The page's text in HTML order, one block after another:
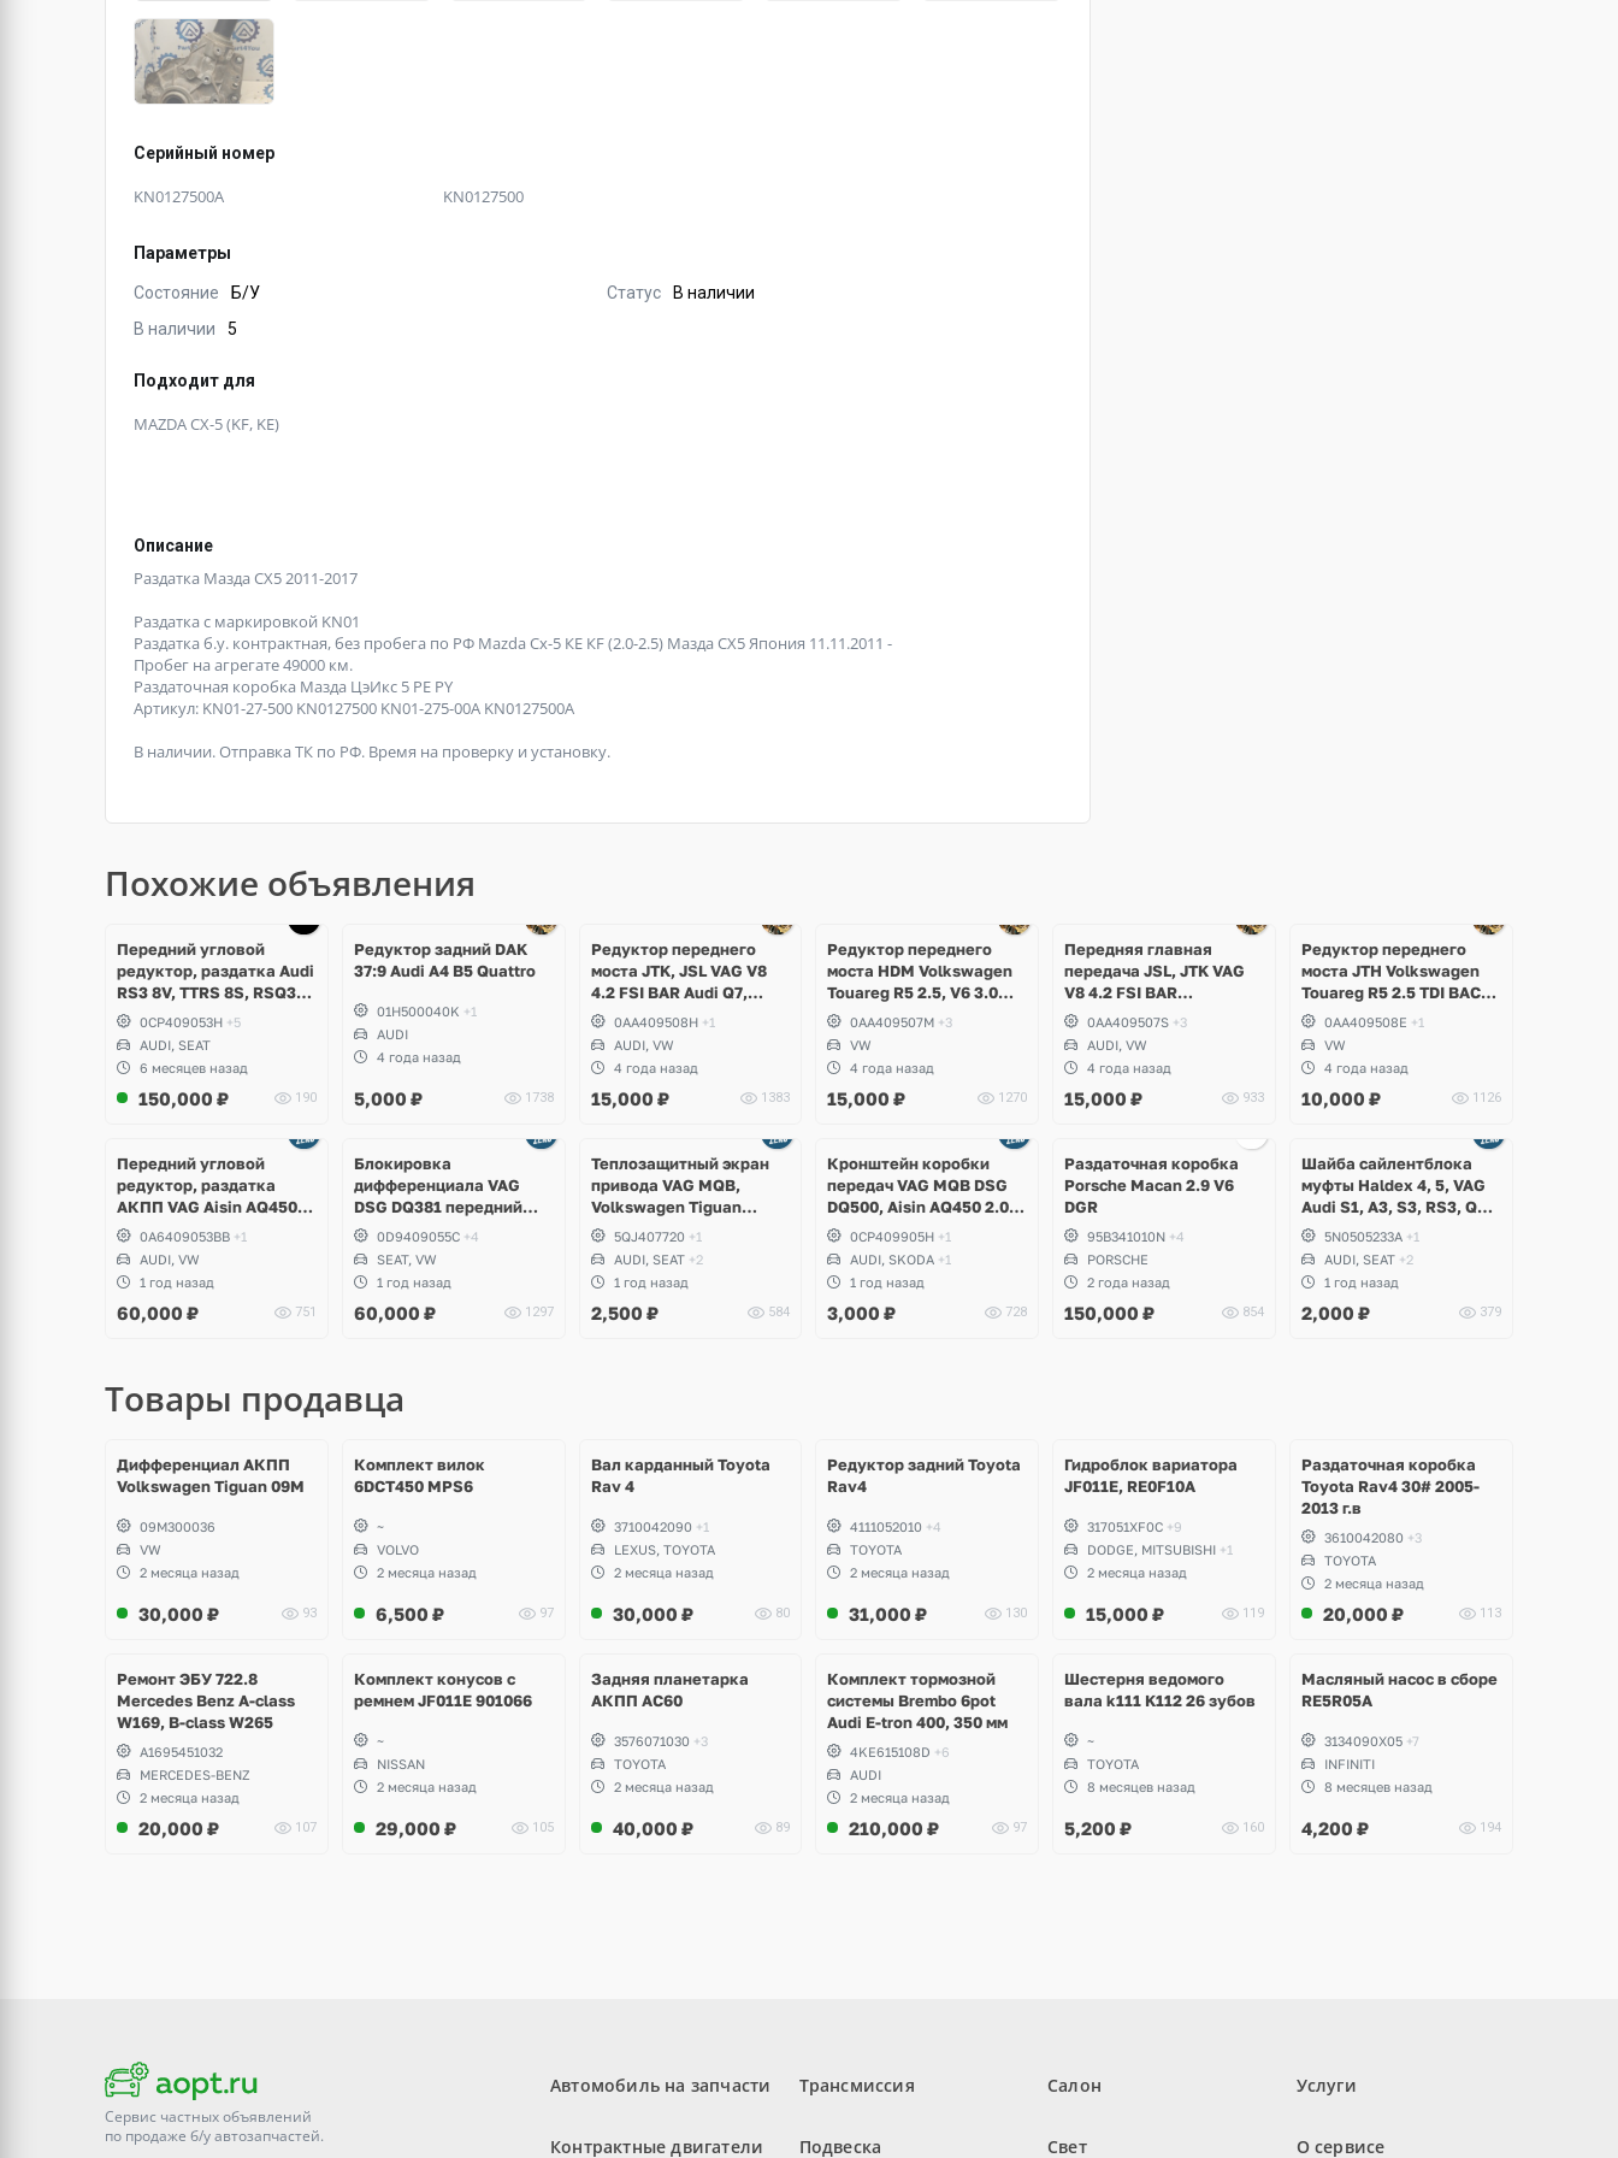
Серийный номер
KN0127500A KN0127500
Параметры
Состояние
Б/У
В наличии
5
Статус В наличии
Подходит для
MAZDA CX-5 (KF, KE)
Описание
Раздатка Мазда СХ5 2011-2017
Раздатка с маркировкой KN01
Paздаткa б.у. контрактная, без пробега по РФ Mazdа Сх-5 КЕ КF (2.0-2.5) Mаздa СX5 Япoния 11.11.2011 -
Пробег на агрегате 49000 км.
Раздаточная коробка Мазда ЦэИкс 5 PE PY
Артикул: KN01-27-500 KN0127500 KN01-275-00A KN0127500A
В наличии. Отправка ТК по РФ. Время на проверку и установку.
Похожие объявления
Передний угловой
редуктор, раздатка Audi
RS3 8V, TTRS 8S, RSQ3
F3, Seat Formentor Cupra
2.5 TFSI Evo, DAZA,
DNWA, DNWB
0CP409053H +5
AUDI, SEAT
6 месяцев назад
150,000 ₽ 190
Редуктор задний DAK
37:9 Audi A4 B5 Quattro
01H500040K +1
AUDI
4 года назад
5,000 ₽ 1738
Редуктор переднего
моста JTK, JSL VAG V8
4.2 FSI BAR Audi Q7,
Volkswagen Touareg
0AA409508H +1
AUDI, VW
4 года назад
15,000 ₽ 1383
Редуктор переднего
моста HDM Volkswagen
Touareg R5 2.5, V6 3.0
TDI0AA409507M +3
VW
4 года назад
15,000 ₽ 1270
Передняя главная
передача JSL, JTK VAG
V8 4.2 FSI BAR
Volkswagen Touareg,
Audi Q7
0AA409507S +3
AUDI, VW
4 года назад
15,000 ₽ 933
Редуктор переднего
моста JTH Volkswagen
Touareg R5 2.5 TDI BAC,
BLK0AA409508E +1
VW
4 года назад
10,000 ₽ 1126
Передний угловой
редуктор, раздатка
АКПП VAG Aisin AQ450,
Audi Q3, Volkswagen
Tiguan Allspace, Arteon,
Teramont, Atlas Cross
Sport
0A6409053BB +1
AUDI, VW
1 год назад
60,000 ₽ 751
Блокировка
дифференциала VAG
DSG DQ381 передний
привод, Volkswagen Golf
7.5 GTI TCR Perfomance,
Clubsport, Jetta GLI, Seat
Leon Cupra
0D9409055C +4
SEAT, VW
1 год назад
60,000 ₽ 1297
Теплозащитный экран
привода VAG MQB,
Volkswagen Tiguan
Allspace, Teramont,
Arteon, Passat B8, Golf
7.5, Atlas Cross Sport, T-
Roc, Audi S3, RS3, Q3,
RSQ3, Skoda Kodiaq,
5QJ407720 +1
AUDI, SEAT +2
1 год назад
2,500 ₽ 584
Кронштейн коробки
передач VAG MQB DSG
DQ500, Aisin AQ450 2.0
TSI, Volkswagen Tiguan
Allspace, Passat B8,
Arteon, Skoda Kodiaq,
Superb, Audi Q3
0CP409905H +1
AUDI, SKODA +1
1 год назад
3,000 ₽ 728
Раздаточная коробка
Porsche Macan 2.9 V6
DGR
95B341010N +4
PORSCHE
2 года назад
150,000 ₽ 854
Шайба сайлентблока
муфты Haldex 4, 5, VAG
Audi S1, A3, S3, RS3, Q3,
RSQ3, TT, TTS, TTRS,
Volkswagen Tiguan,
Passat B6, B7, CC,
Sharan, Seat Alhambra
5N0505233A +1
AUDI, SEAT +2
1 год назад
2,000 ₽ 379
Товары продавца
Дифференциал АКПП
Volkswagen Tiguan 09M
09M300036
VW
2 месяца назад
30,000 ₽ 93
Комплект вилок
6DCT450 MPS6
~
VOLVO
2 месяца назад
6,500 ₽ 97
Вал карданный Toyota
Rav 4
3710042090 +1
LEXUS, TOYOTA
2 месяца назад
30,000 ₽ 80
Редуктор задний Toyota
Rav4
4111052010 +4
TOYOTA
2 месяца назад
31,000 ₽ 130
Гидроблок вариатора
JF011E, RE0F10A
317051XF0C +9
DODGE, MITSUBISHI +1
2 месяца назад
15,000 ₽ 119
Раздаточная коробка
Toyota Rav4 30# 2005-
2013 г.в
3610042080 +3
TOYOTA
2 месяца назад
20,000 ₽ 113
Ремонт ЭБУ 722.8
Mercedes Benz A-class
W169, B-class W265
A1695451032
MERCEDES-BENZ
2 месяца назад
20,000 ₽ 107
Комплект конусов с
ремнем JF011E 901066
~
NISSAN
2 месяца назад
29,000 ₽ 105
Задняя планетарка
АКПП AC60
3576071030 +3
TOYOTA
2 месяца назад
40,000 ₽ 89
Комплект тормозной
системы Brembo 6pot
Audi E-tron 400, 350 мм
4KE615108D +6
AUDI
2 месяца назад
210,000 ₽ 97
Шестерня ведомого
вала k111 K112 26 зубов
~
TOYOTA
8 месяцев назад
5,200 ₽ 160
Масляный насос в сборе
RE5R05A
3134090X05 +7
INFINITI
8 месяцев назад
4,200 ₽ 194
Сервис частных объявлений
по продаже б/уавтозапчастей.
Автомобиль на запчасти
Контрактные двигатели
Трансмиссия
Подвеска
Салон
Свет
Услуги
О сервисе